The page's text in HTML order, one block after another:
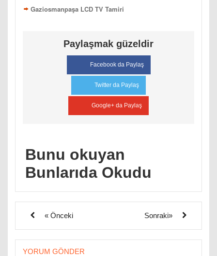
Gaziosmanpaşa LCD TV Tamiri
Paylaşmak güzeldir
Facebook da Paylaş
Twitter da Paylaş
Google+ da Paylaş
Bunu okuyan
Bunlarıda Okudu
« Önceki Sonraki»
YORUM GÖNDER